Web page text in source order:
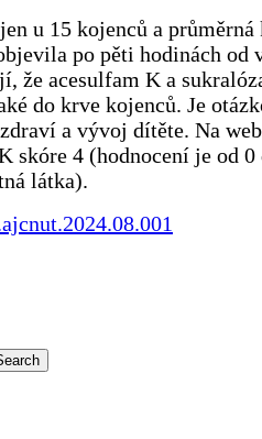
u 15 kojenců a průměrná
po pěti hodinách od
že acesulfam K a
do krve kojenců. Je
a vývoj dítěte. Na
skóre 4 (hodnocení je od 0
látka).